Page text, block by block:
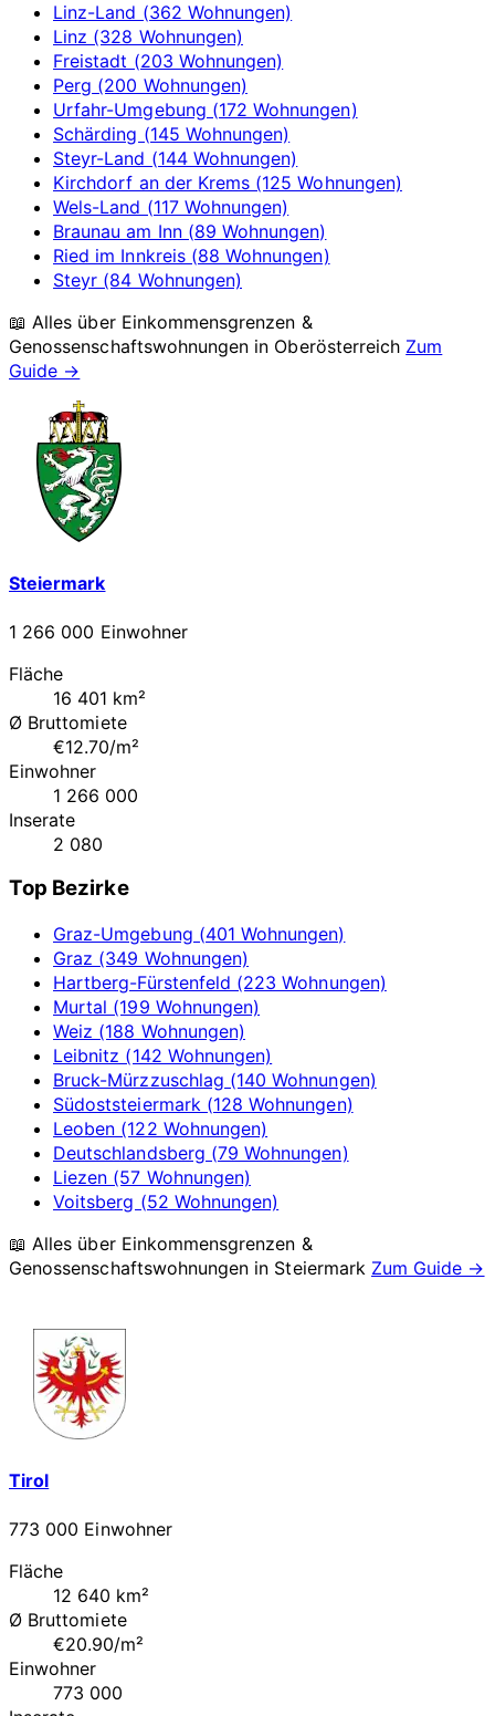
Linz-Land (362 Wohnungen)
Linz (328 Wohnungen)
Freistadt (203 Wohnungen)
Perg (200 Wohnungen)
Urfahr-Umgebung (172 Wohnungen)
Schärding (145 Wohnungen)
Steyr-Land (144 Wohnungen)
Kirchdorf an der Krems (125 Wohnungen)
Wels-Land (117 Wohnungen)
Braunau am Inn (89 Wohnungen)
Ried im Innkreis (88 Wohnungen)
Steyr (84 Wohnungen)
📖 Alles über Einkommensgrenzen &
Genossenschaftswohnungen in Oberösterreich Zum
Guide →
Steiermark
1 266 000 Einwohner
Fläche
16 401 km²
Ø Bruttomiete
€12.70/m²
Einwohner
1 266 000
Inserate
2 080
Top Bezirke
Graz-Umgebung (401 Wohnungen)
Graz (349 Wohnungen)
Hartberg-Fürstenfeld (223 Wohnungen)
Murtal (199 Wohnungen)
Weiz (188 Wohnungen)
Leibnitz (142 Wohnungen)
Bruck-Mürzzuschlag (140 Wohnungen)
Südoststeiermark (128 Wohnungen)
Leoben (122 Wohnungen)
Deutschlandsberg (79 Wohnungen)
Liezen (57 Wohnungen)
Voitsberg (52 Wohnungen)
📖 Alles über Einkommensgrenzen &
Genossenschaftswohnungen in Steiermark Zum Guide →
Tirol
773 000 Einwohner
Fläche
12 640 km²
Ø Bruttomiete
€20.90/m²
Einwohner
773 000